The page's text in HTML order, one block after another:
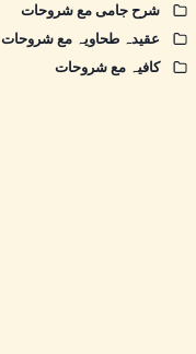
شرح جامی مع شروحات
عقیدہ طحاویہ مع شروحات
کافیہ مع شروحات